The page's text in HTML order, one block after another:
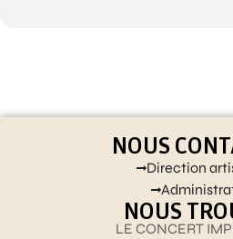
NOUS
Direction
NOUS
LE CONCERT